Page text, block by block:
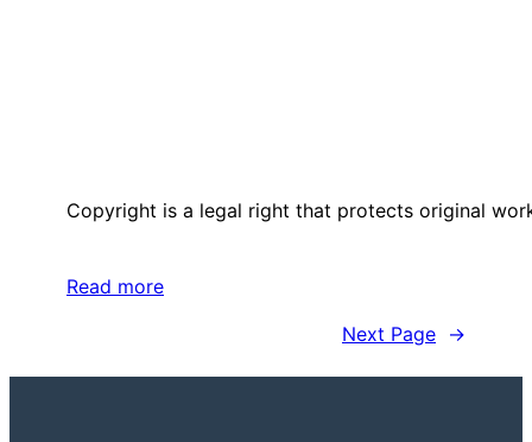
Copyright is a legal right that protects original
Read more
Next Page →